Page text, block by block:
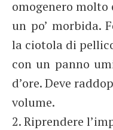
omogenero molto
un po’ morbida.
la ciotola di
con un panno
d’ore. Deve
volume.
2. Riprendere